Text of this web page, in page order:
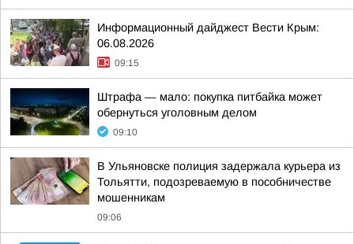
Информационный дайджест Вести Крым:
06.08.2026
09:15
Штрафа — мало: покупка питбайка может
обернуться уголовным делом
09:10
В Ульяновске полиция задержала курьера из
Тольятти, подозреваемую в пособничестве
мошенникам
09:06